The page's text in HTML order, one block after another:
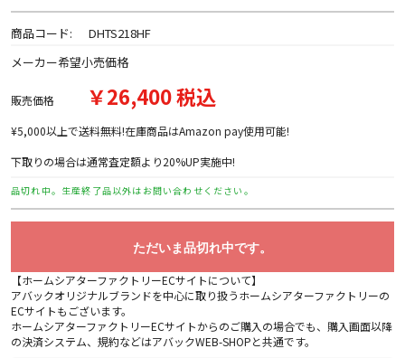
商品コード:
DHTS218HF
メーカー希望小売価格
販売価格 ￥26,400 税込
¥5,000以上で送料無料!在庫商品はAmazon pay使用可能!
下取りの場合は通常査定額より20%UP実施中!
品切れ中。生産終了品以外はお問い合わせください。
ただいま品切れ中です。
【ホームシアターファクトリーECサイトについて】
アバックオリジナルブランドを中心に取り扱うホームシアターファクトリーの
ECサイトもございます。
ホームシアターファクトリーECサイトからのご購入の場合でも、購入画面以降
の決済システム、規約などはアバックWEB-SHOPと共通です。